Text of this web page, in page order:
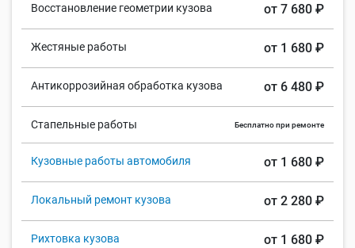
Восстановление геометрии кузова от 7 680 ₽
Жестяные работы от 1 680 ₽
Антикоррозийная обработка кузова от 6 480 ₽
Стапельные работы Бесплатно при ремонте
Кузовные работы автомобиля от 1 680 ₽
Локальный ремонт кузова от 2 280 ₽
Рихтовка кузова от 1 680 ₽